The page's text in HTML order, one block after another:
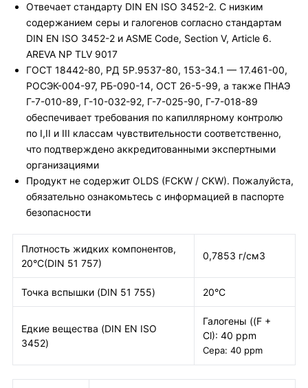
Отвечает стандарту DIN EN ISO 3452-2. С низким
содержанием серы и галогенов согласно стандартам
DIN EN ISO 3452-2 и ASME Code, Section V, Article 6.
AREVA NP TLV 9017
ГОСТ 18442-80, РД 5Р.9537-80, 153-34.1 — 17.461-00,
РОСЭК-004-97, РБ-090-14, ОСТ 26-5-99, а также ПНАЭ
Г-7-010-89, Г-10-032-92, Г-7-025-90, Г-7-018-89
обеспечивает требования по капиллярному контролю
по I,II и III классам чувствительности соответственно,
что подтверждено аккредитованными экспертными
организациями
Продукт не содержит OLDS (FCKW / CKW). Пожалуйста,
обязательно ознакомьтесь с информацией в паспорте
безопасности
Плотность жидких компонентов,
20°C(DIN 51 757)
0,7853 г/см3
Точка вспышки (DIN 51 755) 20°C
Едкие вещества (DIN EN ISO
3452)
Галогены ((F +
Cl): 40 ppm
Сера: 40 ppm